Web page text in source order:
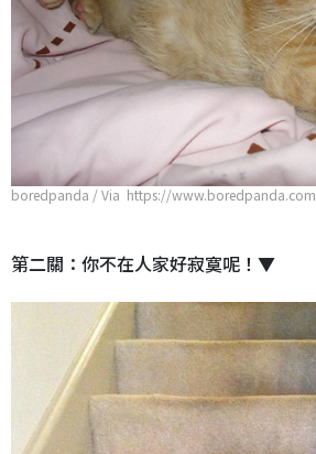
boredpanda / Via https://www.boredpanda.com
第二關：你不在人家好寂寞呢！▼